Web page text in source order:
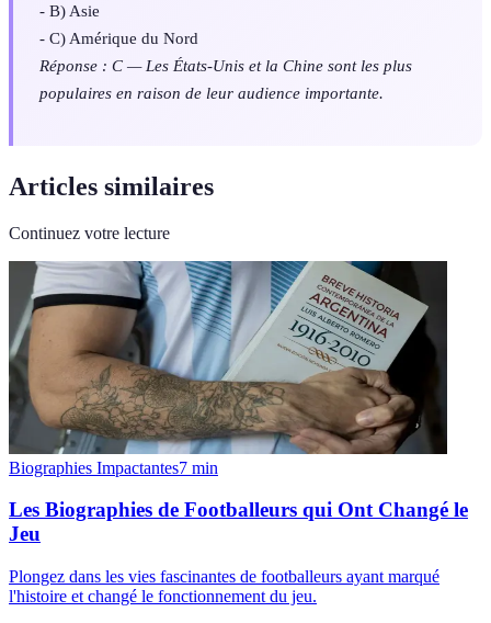
- B) Asie
- C) Amérique du Nord
Réponse : C — Les États-Unis et la Chine sont les plus
populaires en raison de leur audience importante.
Articles similaires
Continuez votre lecture
Biographies Impactantes7 min
Les Biographies de Footballeurs qui Ont Changé le
Jeu
Plongez dans les vies fascinantes de footballeurs ayant marqué
l'histoire et changé le fonctionnement du jeu.